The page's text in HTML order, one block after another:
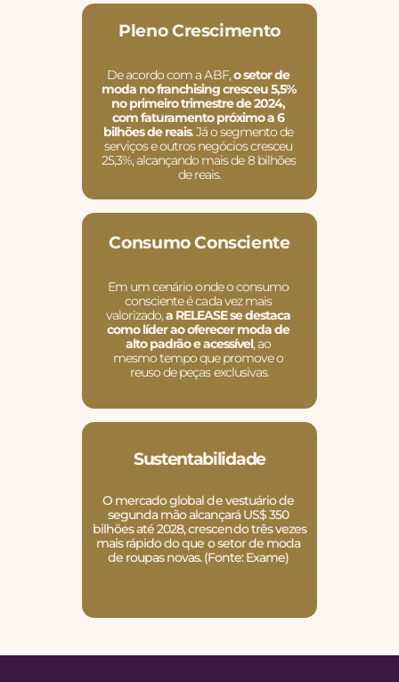
Sustentabilidade
O mercado global de vestuário de
segunda mão alcançará US$ 350
bilhões até 2028, crescendo três vezes
mais rápido do que o setor de moda
de roupas novas. (Fonte: Exame)
Consumo Consciente
Em um cenário onde o consumo
consciente é cada vez mais
valorizado, a RELEASE se destaca
como líder ao oferecer moda de
alto padrão e acessível, ao
mesmo tempo que promove o
reuso de peças exclusivas.
Pleno Crescimento
De acordo com a ABF, o setor de
moda no franchising cresceu 5,5%
no primeiro trimestre de 2024,
com faturamento próximo a 6
bilhões de reais. Já o segmento de
serviços e outros negócios cresceu
25,3%, alcançando mais de 8 bilhões
de reais.